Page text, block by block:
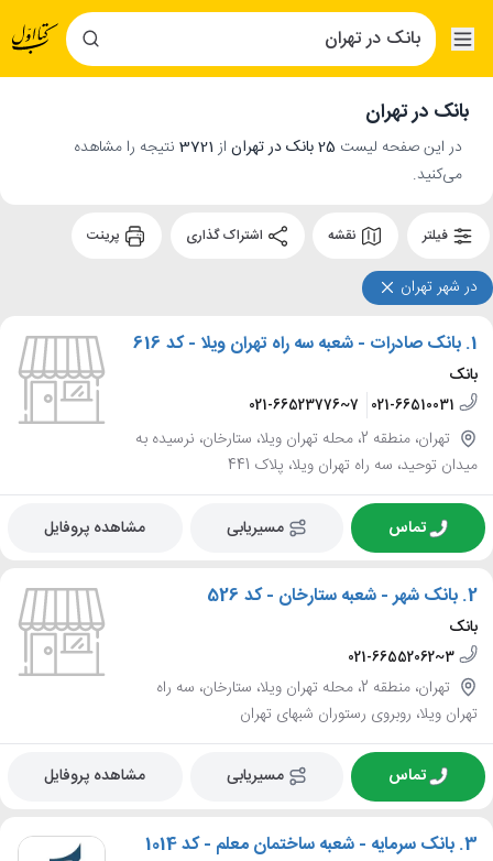
بانک در تهران
در این صفحه لیست 25 بانک در تهران از 3721 نتیجه را مشاهده
می‌کنید.
فیلتر نقشه
در شهر تهران
1. بانک صادرات - شعبه سه راه تهران ویلا - کد 616
بانک
021-66510031
021-66523776~7
تهران، منطقه 2، محله تهران ویلا، ستارخان، نرسیده به
میدان توحید، سه راه تهران ویلا، پلاک 441
تماس مسیریابی مشاهده پروفایل
2. بانک شهر - شعبه ستارخان - کد 526
بانک
021-66552062~3
تهران، منطقه 2، محله تهران ویلا، ستارخان، سه راه
تهران ویلا، روبروی رستوران شبهای تهران
تماس مسیریابی مشاهده پروفایل
3. بانک سرمایه - شعبه ساختمان معلم - کد 1014